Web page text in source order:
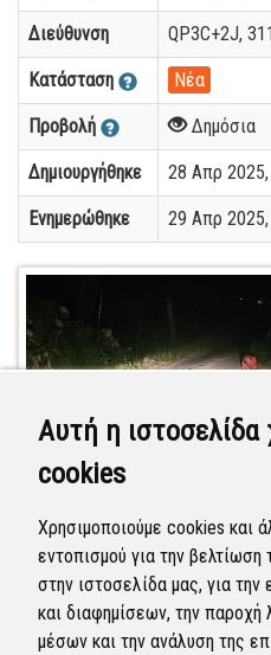
Αυτή η ιστοσελίδα
cookies
Χρησιμοποιούμε cookies και
εντοπισμού για την βελτίωση
στην ιστοσελίδα μας, για την
και διαφημίσεων, την παροχή
μέσων και την ανάλυση της
Διεύθυνση QP3C+2J,
Κατάσταση Νέα
Προβολή Δημόσια
Δημιουργήθηκε 28 Απρ 2025,
Ενημερώθηκε 29 Απρ 2025,